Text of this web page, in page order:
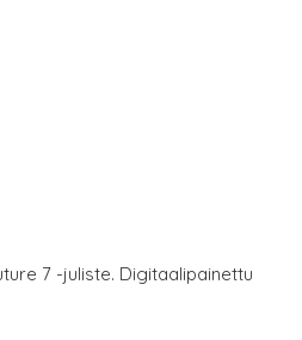
7 -juliste. Digitaalipainettu